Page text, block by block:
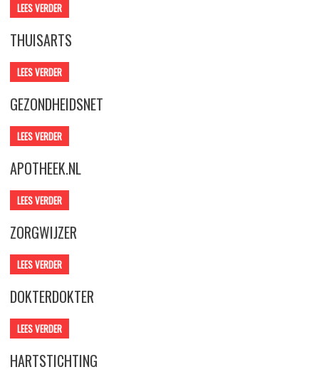
LEES VERDER
THUISARTS
LEES VERDER
GEZONDHEIDSNET
LEES VERDER
APOTHEEK.NL
LEES VERDER
ZORGWIJZER
LEES VERDER
DOKTERDOKTER
LEES VERDER
HARTSTICHTING